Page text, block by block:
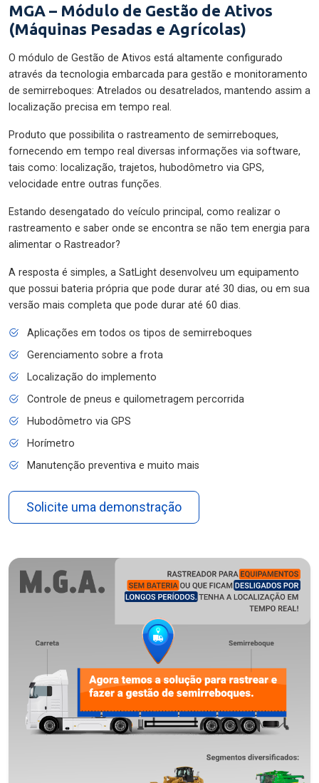
MGA – Módulo de Gestão de Ativos
(Máquinas Pesadas e Agrícolas)
O módulo de Gestão de Ativos está altamente configurado
através da tecnologia embarcada para gestão e monitoramento
de semirreboques: Atrelados ou desatrelados, mantendo assim a
localização precisa em tempo real.
Produto que possibilita o rastreamento de semirreboques,
fornecendo em tempo real diversas informações via software,
tais como: localização, trajetos, hubodômetro via GPS,
velocidade entre outras funções.
Estando desengatado do veículo principal, como realizar o
rastreamento e saber onde se encontra se não tem energia para
alimentar o Rastreador?
A resposta é simples, a SatLight desenvolveu um equipamento
que possui bateria própria que pode durar até 30 dias, ou em sua
versão mais completa que pode durar até 60 dias.
Aplicações em todos os tipos de semirreboques
Gerenciamento sobre a frota
Localização do implemento
Controle de pneus e quilometragem percorrida
Hubodômetro via GPS
Horímetro
Manutenção preventiva e muito mais
Solicite uma demonstração